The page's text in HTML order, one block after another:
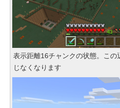
表示距離16チャンクの状態。こ
じなくなります